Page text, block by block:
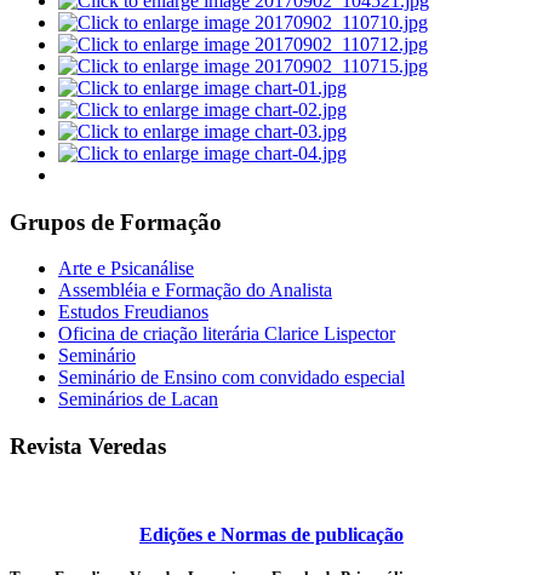
Grupos de Formação
Arte e Psicanálise
Assembléia e Formação do Analista
Estudos Freudianos
Oficina de criação literária Clarice Lispector
Seminário
Seminário de Ensino com convidado especial
Seminários de Lacan
Revista Veredas
Edições e Normas de publicação